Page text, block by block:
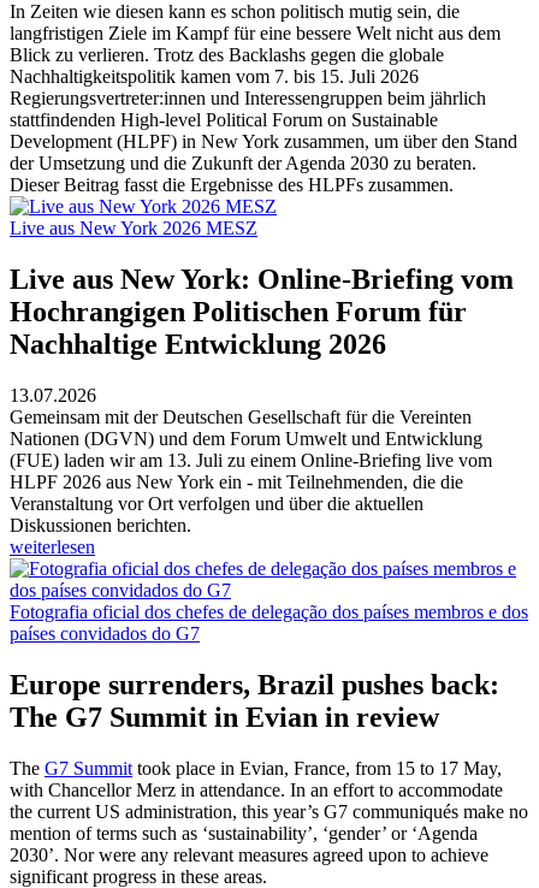
In Zeiten wie diesen kann es schon politisch mutig sein, die
langfristigen Ziele im Kampf für eine bessere Welt nicht aus dem
Blick zu verlieren. Trotz des Backlashs gegen die globale
Nachhaltigkeitspolitik kamen vom 7. bis 15. Juli 2026
Regierungsvertreter:innen und Interessengruppen beim jährlich
stattfindenden High-level Political Forum on Sustainable
Development (HLPF) in New York zusammen, um über den Stand
der Umsetzung und die Zukunft der Agenda 2030 zu beraten.
Dieser Beitrag fasst die Ergebnisse des HLPFs zusammen.
Live aus New York 2026 MESZ
Live aus New York: Online-Briefing vom
Hochrangigen Politischen Forum für
Nachhaltige Entwicklung 2026
13.07.2026
Gemeinsam mit der Deutschen Gesellschaft für die Vereinten
Nationen (DGVN) und dem Forum Umwelt und Entwicklung
(FUE) laden wir am 13. Juli zu einem Online-Briefing live vom
HLPF 2026 aus New York ein - mit Teilnehmenden, die die
Veranstaltung vor Ort verfolgen und über die aktuellen
Diskussionen berichten.
weiterlesen
Fotografia oficial dos chefes de delegação dos países membros e dos
países convidados do G7
Europe surrenders, Brazil pushes back:
The G7 Summit in Evian in review
The G7 Summit took place in Evian, France, from 15 to 17 May,
with Chancellor Merz in attendance. In an effort to accommodate
the current US administration, this year’s G7 communiqués make no
mention of terms such as ‘sustainability’, ‘gender’ or ‘Agenda
2030’. Nor were any relevant measures agreed upon to achieve
significant progress in these areas.